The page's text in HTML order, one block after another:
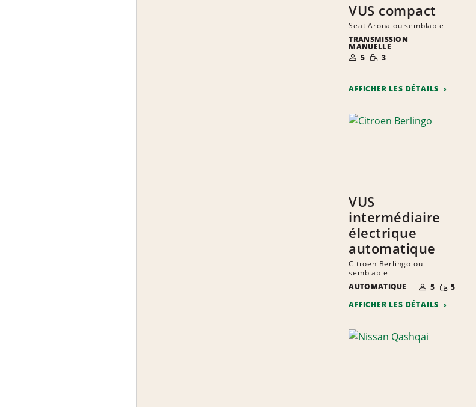
VUS compact
Seat Arona ou semblable
TRANSMISSION
MANUELLE
NOMBRE DE
PERSONNES
5 QUANTITÉ
RÉDUITE
3
AFFICHER LES DÉTAILS
VUS
intermédiaire
électrique
automatique
Citroen Berlingo ou
semblable
AUTOMATIQUE
NOMBRE DE
PERSONNES
5 QUANTITÉ
RÉDUITE
5
AFFICHER LES DÉTAILS